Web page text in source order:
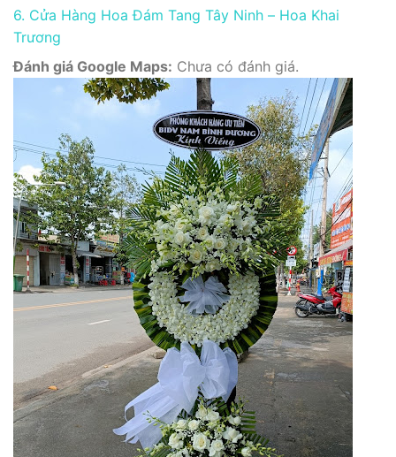
6. Cửa Hàng Hoa Đám Tang Tây Ninh – Hoa Khai
Trương
Đánh giá Google Maps: Chưa có đánh giá.